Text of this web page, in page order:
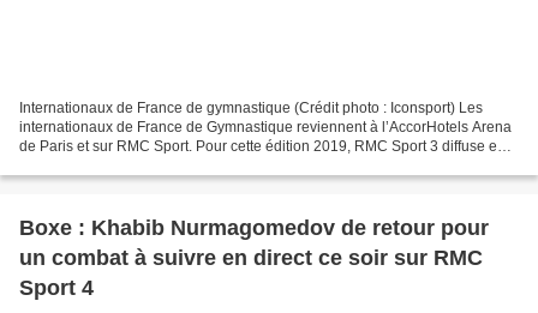
Internationaux de France de gymnastique (Crédit photo : Iconsport) Les
internationaux de France de Gymnastique reviennent à l’AccorHotels Arena
de Paris et sur RMC Sport. Pour cette édition 2019, RMC Sport 3 diffuse en
Boxe : Khabib Nurmagomedov de retour pour
un combat à suivre en direct ce soir sur RMC
Sport 4